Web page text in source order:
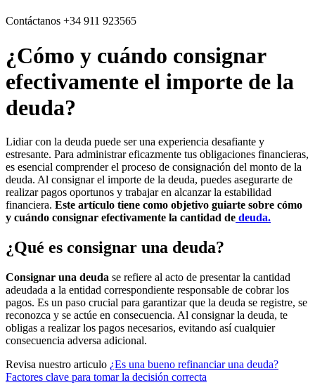
Contáctanos +34 911 923565
¿Cómo y cuándo consignar
efectivamente el importe de la
deuda?
Lidiar con la deuda puede ser una experiencia desafiante y
estresante. Para administrar eficazmente tus obligaciones financieras,
es esencial comprender el proceso de consignación del monto de la
deuda. Al consignar el importe de la deuda, puedes asegurarte de
realizar pagos oportunos y trabajar en alcanzar la estabilidad
financiera. Este artículo tiene como objetivo guiarte sobre cómo
y cuándo consignar efectivamente la cantidad de deuda.
¿Qué es consignar una deuda?
Consignar una deuda se refiere al acto de presentar la cantidad
adeudada a la entidad correspondiente responsable de cobrar los
pagos. Es un paso crucial para garantizar que la deuda se registre, se
reconozca y se actúe en consecuencia. Al consignar la deuda, te
obligas a realizar los pagos necesarios, evitando así cualquier
consecuencia adversa adicional.
Revisa nuestro articulo ¿Es una bueno refinanciar una deuda?
Factores clave para tomar la decisión correcta